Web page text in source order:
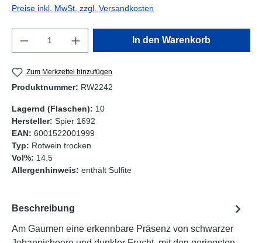
Preise inkl. MwSt. zzgl. Versandkosten
Produkt Anzahl: Gib den gewünschten
In den Warenkorb
Zum Merkzettel hinzufügen
Produktnummer: RW2242
Lagernd (Flaschen): 10
Hersteller: Spier 1692
EAN: 6001522001999
Typ: Rotwein trocken
Vol%: 14.5
Allergenhinweis: enthält Sulfite
Beschreibung
Am Gaumen eine erkennbare Präsenz von schwarzer